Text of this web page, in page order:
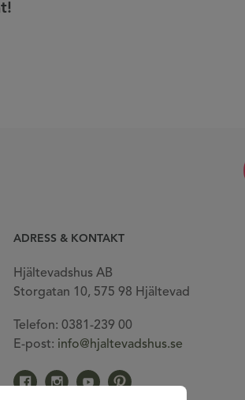
ADRESS & KONTAKT
Hjältevadshus AB
Storgatan 10, 575 98 Hjältevad
Telefon: 0381-239 00
E-post: info@hjaltevadshus.se
Gå till vår facebook
Gå till vår Instagram
Gå till vår Youtube
Gå till vår Pinterest